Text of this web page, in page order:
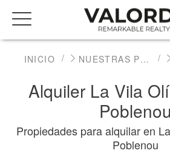
INICIO NUESTRAS PROPIEDADES DE PRESTIGIO EN ALQUILER
Alquiler La Vila
Poblenou
Propiedades para alquilar en
Poblenou